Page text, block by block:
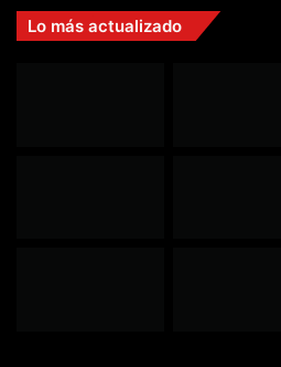
Lo más actualizado